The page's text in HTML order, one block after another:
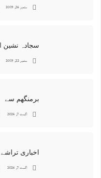
ستمبر 26, 2019
ستمبر 22, 2019
برمنگھم سے
اگست 7, 2026
اخباری تراشے۔6اگست 2026
اگست 7, 2026